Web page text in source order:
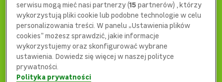
404
serwisu mogą mieć nasi partnerzy (15 partnerów) , którzy
wykorzystują pliki cookie lub podobne technologie w celu
personalizowania treści. W panelu „Ustawienia plików
cookies” możesz sprawdzić, jakie informacje
wykorzystujemy oraz skonfigurować wybrane
ustawienia. Dowiedz się więcej w naszej polityce
prywatności.
Polityka prywatności